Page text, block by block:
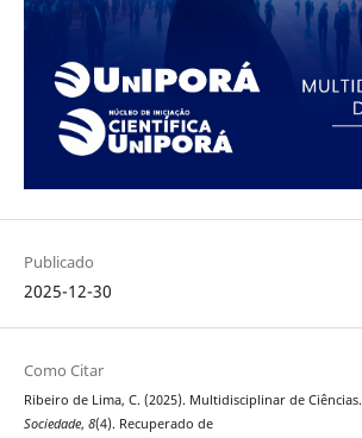
Publicado
2025-12-30
Como Citar
Ribeiro de Lima, C. (2025). Multidisciplinar de Ciências.
Sociedade, 8(4). Recuperado de